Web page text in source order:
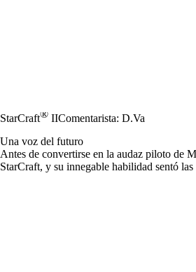
StarCraft® IIComentarista: D.Va
Una voz del futuro
Antes de convertirse en la audaz piloto de
StarCraft, y su innegable habilidad sentó